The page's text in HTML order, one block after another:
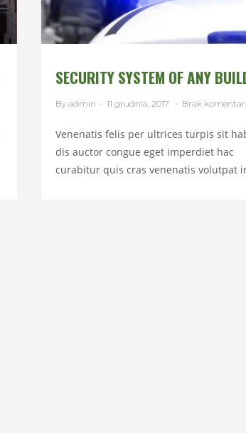
SECURITY SYSTEM OF ANY
By admin - 11 grudnia, 2017 - Brak
Venenatis felis per ultrices turpis sit
dis auctor congue eget imperdiet hac
curabitur quis cras venenatis volutpat